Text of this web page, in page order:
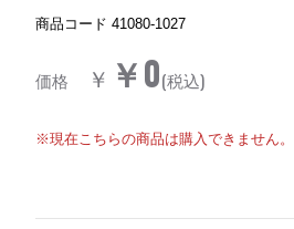
商品コード 41080-1027
価格 ￥ ￥0(税込)
※現在こちらの商品は購入できません。